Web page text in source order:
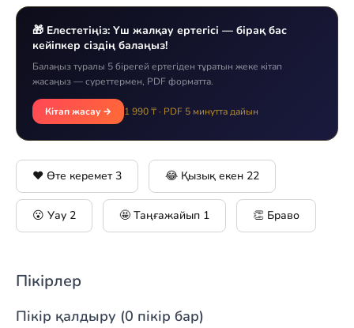
🎁 Елестетіңіз: Үш жалқау ертегісі — бірақ бас
кейіпкер сіздің балаңыз!
Балаңыз туралы 5 бірегей ертегіден тұратын жеке кітап
жасаңыз — суреттермен, PDF форматта.
Кітап жасау → 1 990 ₸ · PDF 5 минутта дайын
❤️ Өте керемет3 😂 Қызық екен 22
😮 Уау 2 🤩 Таңғажайып 1 👏 Браво
Пікірлер
Пікір қалдыру (0 пікір бар)